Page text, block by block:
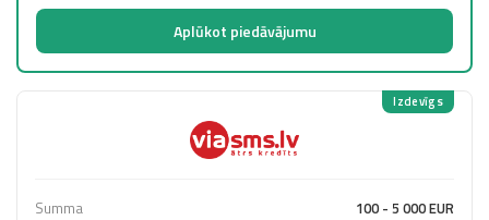
Aplūkot piedāvājumu
Izdevīgs
Summa
100 - 5 000 EUR